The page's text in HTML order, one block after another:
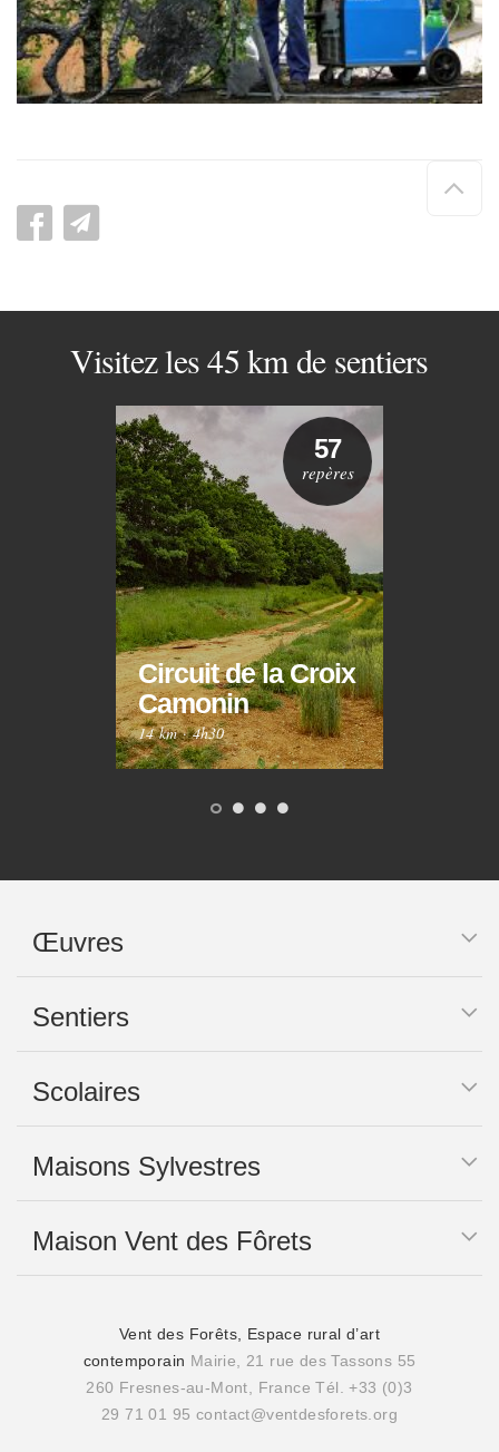
de
Visitez les 45 km de sentiers
Circuit de la Croix
Camonin
14 km·4h30
57
repères
Œuvres
Sentiers
Scolaires
Maisons Sylvestres
Maison Vent des Fôrets
Vent des Forêts, Espace rural d’art
contemporain Mairie, 21 rue des Tassons 55
260 Fresnes-au-Mont, France Tél. +33 (0)3
29 71 01 95 contact@ventdesforets.org